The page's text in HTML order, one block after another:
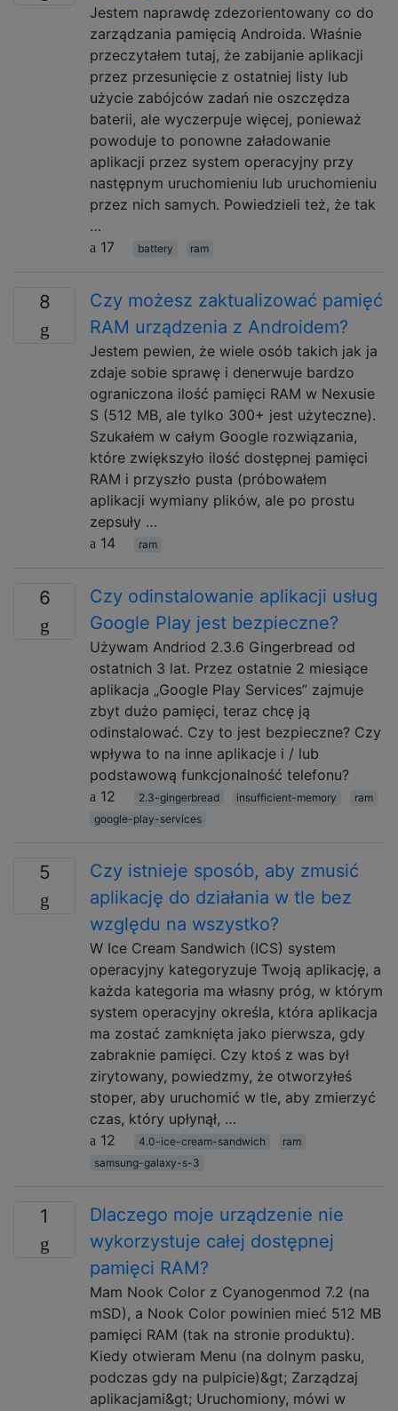
Jestem naprawdę zdezorientowany co do
zarządzania pamięcią Androida. Właśnie
przeczytałem tutaj, że zabijanie aplikacji
przez przesunięcie z ostatniej listy lub
użycie zabójców zadań nie oszczędza
baterii, ale wyczerpuje więcej, ponieważ
powoduje to ponowne załadowanie
aplikacji przez system operacyjny przy
następnym uruchomieniu lub uruchomieniu
przez nich samych. Powiedzieli też, że tak
…
17
battery ram
8
Czy możesz zaktualizować pamięć
RAM urządzenia z Androidem?
Jestem pewien, że wiele osób takich jak ja
zdaje sobie sprawę i denerwuje bardzo
ograniczona ilość pamięci RAM w Nexusie
S (512 MB, ale tylko 300+ jest użyteczne).
Szukałem w całym Google rozwiązania,
które zwiększyło ilość dostępnej pamięci
RAM i przyszło pusta (próbowałem
aplikacji wymiany plików, ale po prostu
zepsuły …
14
ram
6
Czy odinstalowanie aplikacji usług
Google Play jest bezpieczne?
Używam Andriod 2.3.6 Gingerbread od
ostatnich 3 lat. Przez ostatnie 2 miesiące
aplikacja „Google Play Services” zajmuje
zbyt dużo pamięci, teraz chcę ją
odinstalować. Czy to jest bezpieczne? Czy
wpływa to na inne aplikacje i / lub
podstawową funkcjonalność telefonu?
12
2.3-gingerbread insufficient-memory
ram
google-play-services
5
Czy istnieje sposób, aby zmusić
aplikację do działania w tle bez
względu na wszystko?
W Ice Cream Sandwich (ICS) system
operacyjny kategoryzuje Twoją aplikację, a
każda kategoria ma własny próg, w którym
system operacyjny określa, która aplikacja
ma zostać zamknięta jako pierwsza, gdy
zabraknie pamięci. Czy ktoś z was był
zirytowany, powiedzmy, że otworzyłeś
stoper, aby uruchomić w tle, aby zmierzyć
czas, który upłynął, …
12
4.0-ice-cream-sandwich
ram
samsung-galaxy-s-3
1
Dlaczego moje urządzenie nie
wykorzystuje całej dostępnej
pamięci RAM?
Mam Nook Color z Cyanogenmod 7.2 (na
mSD), a Nook Color powinien mieć 512 MB
pamięci RAM (tak na stronie produktu).
Kiedy otwieram Menu (na dolnym pasku,
podczas gdy na pulpicie)&gt; Zarządzaj
aplikacjami&gt; Uruchomiony, mówi w